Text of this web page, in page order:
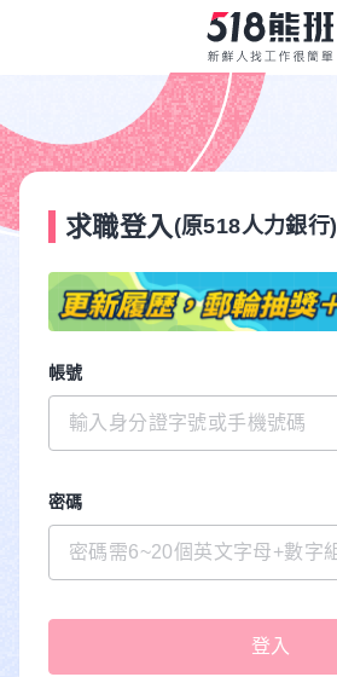
求職登入 (原518人力銀行)
帳號
密碼